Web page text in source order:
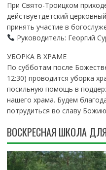
При Свято-Троицком
действуетдетский
принять участие в
Руководитель: Георгий
УБОРКА В ХРАМЕ
По субботам после
12:30) проводится уборка
посильную помощь в
нашего храма. Будем
потрудиться во славу
ВОСКРЕСНАЯ ШКОЛА